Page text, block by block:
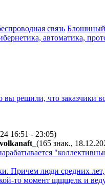
связь
автоматика,
вы решили, что заказчики
16:51 - 23:05)
_volkanaft_ (165 знак.,
Причем люди средних
то момент щщщелк и